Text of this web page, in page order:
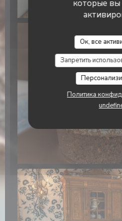
которые вы
Ок, все
Запретить
Политика